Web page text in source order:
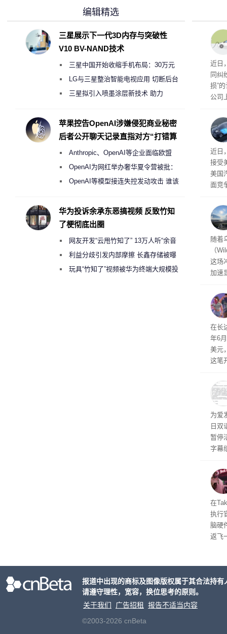
近日
同纠
损”
公司
事
给
近日
接受
美国
面竞
性。
经
随着
（
这场
加速
物
毁，
评
米，
上。
依
在长
年6
美元
这笔
称
器、
事
行官
容体
为爱
日双
暂停
字幕
流
在
执行
脑硬
返飞
编辑精选
三星展示下一代3D内存与突破性
V10 BV-NAND技术
三星中国开始收缩手机布局：30万元
月销售额不达标门店 将被逐步清退
LG与三星整治智能电视应用 切断后台
偷偷共享带宽的违规行为
三星拟引入喷墨涂层新技术 助力
度
苹果控告OpenAI涉嫌侵犯商业秘密
后者公开聊天记录直指对方“打错算
Anthropic、OpenAI等企业面临欧盟
《人工智能法案》全新执法权限审查
OpenAI为网红举办奢华夏令营被批：
2000美元一晚 遭讽“反乌托邦”
OpenAI等模型接连失控发动攻击 谁该
华为投诉余承东恶搞视频 反致竹知
了梗彻底出圈
网友开发“云甩竹知了” 13万人听“余音
绕梁”利益分歧引发内部摩擦 长鑫存储被曝
曾将华为驻场工程师驱逐出研发基地
玩具“竹知了”视频被华为终端大规模投
报道中出现的商标及图像版权属于其合法持
请遵守理性，宽容，换位思考的原则。
关于我们
广告招租
报告不适当内容
©2003-2026 cnBeta